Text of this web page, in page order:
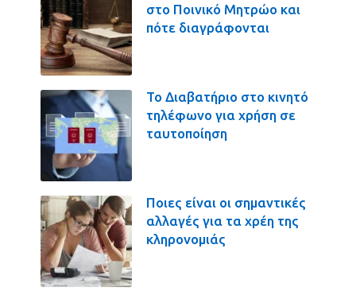
στο Ποινικό Μητρώο και
πότε διαγράφονται
Το Διαβατήριο στο κινητό
τηλέφωνο για χρήση σε
ταυτοποίηση
Ποιες είναι οι σημαντικές
αλλαγές για τα χρέη της
κληρονομιάς